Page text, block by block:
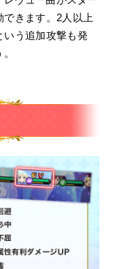
できます。2人以上
う追加攻撃も発